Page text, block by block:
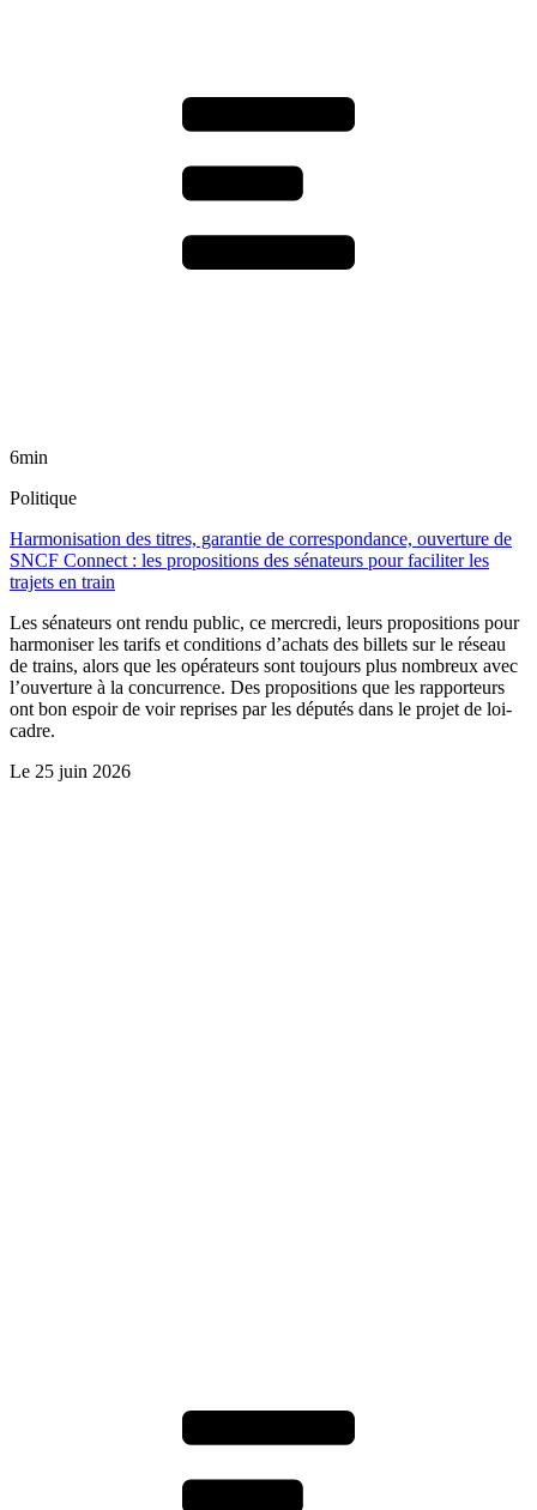
6min
Politique
Harmonisation des titres, garantie de correspondance, ouverture de
SNCF Connect : les propositions des sénateurs pour faciliter les
trajets en train
Les sénateurs ont rendu public, ce mercredi, leurs propositions pour
harmoniser les tarifs et conditions d’achats des billets sur le réseau
de trains, alors que les opérateurs sont toujours plus nombreux avec
l’ouverture à la concurrence. Des propositions que les rapporteurs
ont bon espoir de voir reprises par les députés dans le projet de loi-
cadre.
Le 25 juin 2026